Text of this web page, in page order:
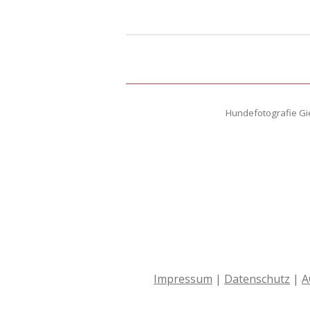
Hundefotografie
Impressum | Datenschutz |